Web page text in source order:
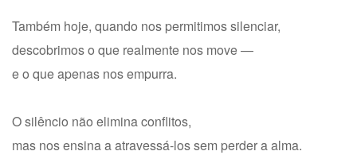
Também hoje, quando nos permitimos silenciar,
descobrimos o que realmente nos move —
e o que apenas nos empurra.
O silêncio não elimina conflitos,
mas nos ensina a atravessá-los sem perder a alma.